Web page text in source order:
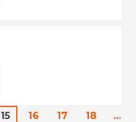
15 16 17 18 …